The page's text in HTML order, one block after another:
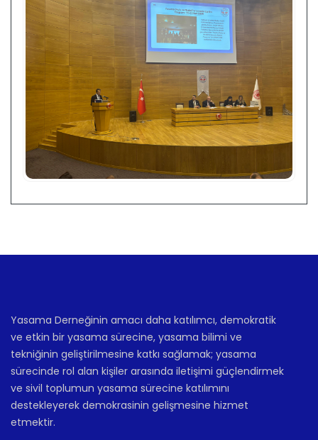
Yasama Derneğinin amacı daha katılımcı, demokratik
ve etkin bir yasama sürecine, yasama bilimi ve
tekniğinin geliştirilmesine katkı sağlamak; yasama
sürecinde rol alan kişiler arasında iletişimi güçlendirmek
ve sivil toplumun yasama sürecine katılımını
destekleyerek demokrasinin gelişmesine hizmet
etmektir.